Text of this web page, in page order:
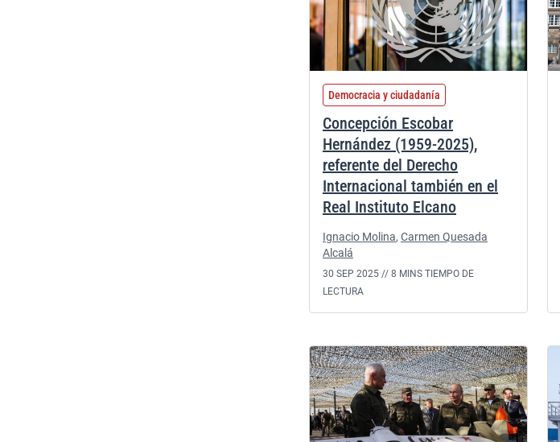
Democracia y ciudadanía
Concepción Escobar
Hernández (1959-2025),
referente del Derecho
Internacional también en el
Real Instituto Elcano
Ignacio Molina, Carmen Quesada
Alcalá
30 SEP 2025 // 8 MINS TIEMPO DE
LECTURA